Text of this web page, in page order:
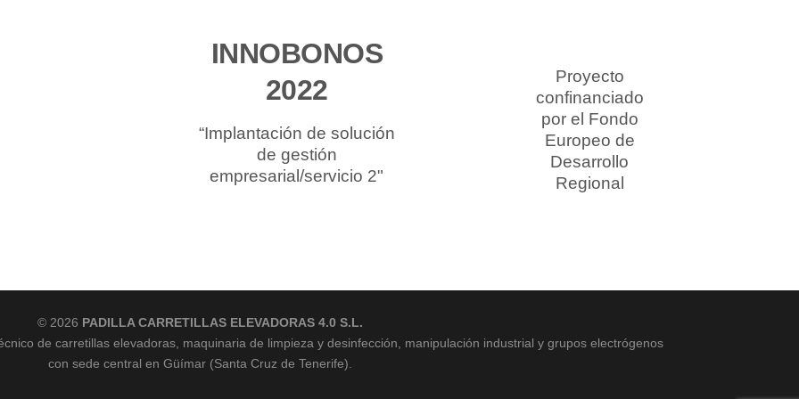
INNOBONOS
2022
“Implantación de solución
de gestión
empresarial/servicio 2"
Proyecto
confinanciado
por el Fondo
Europeo de
Desarrollo
Regional
© 2026 PADILLA CARRETILLAS ELEVADORAS 4.0 S.L.
de carretillas elevadoras, maquinaria de limpieza y desinfección, manipulación industrial y grupos electrógenos
con sede central en Güímar (Santa Cruz de Tenerife).